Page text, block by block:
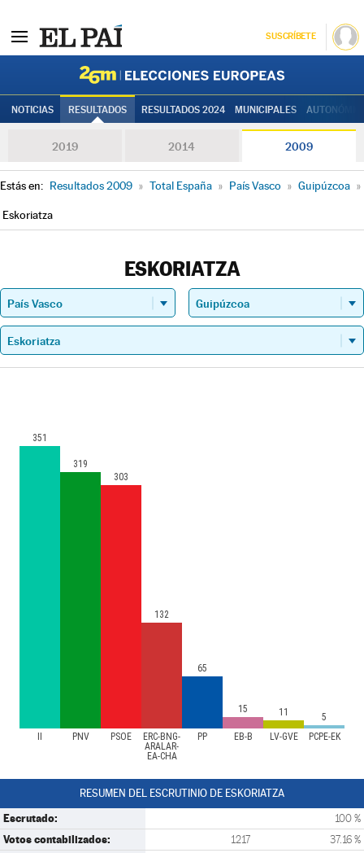
SUSCRÍBETE
NOTICIAS RESULTADOS RESULTADOS 2024 MUNICIPALES
2019 2014 2009
Estás en: Resultados 2009 » Total España » País Vasco » Guipúzcoa »
Eskoriatza
ESKORIATZA
PNV PSOE
ERC-BNG-
ARALAR-
EA-CHA
PP EB-B LV-GVE PCPE-EK
351
319
303
132
65
15 11 5
RESUMEN DEL ESCRUTINIO DE ESKORIATZA
Escrutado: 100 %
Votos contabilizados: 1217 37.16 %